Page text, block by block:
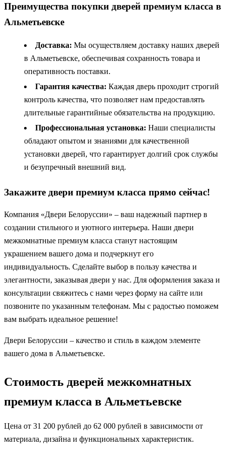
Преимущества покупки дверей премиум класса в
Альметьевске
Доставка: Мы осуществляем доставку наших дверей
в Альметьевске, обеспечивая сохранность товара и
оперативность поставки.
Гарантия качества: Каждая дверь проходит строгий
контроль качества, что позволяет нам предоставлять
длительные гарантийные обязательства на продукцию.
Профессиональная установка: Наши специалисты
обладают опытом и знаниями для качественной
установки дверей, что гарантирует долгий срок службы
и безупречный внешний вид.
Закажите двери премиум класса прямо сейчас!
Компания «Двери Белоруссии» – ваш надежный партнер в
создании стильного и уютного интерьера. Наши двери
межкомнатные премиум класса станут настоящим
украшением вашего дома и подчеркнут его
индивидуальность. Сделайте выбор в пользу качества и
элегантности, заказывая двери у нас. Для оформления заказа и
консультации свяжитесь с нами через форму на сайте или
позвоните по указанным телефонам. Мы с радостью поможем
вам выбрать идеальное решение!
Двери Белоруссии – качество и стиль в каждом элементе
вашего дома в Альметьевске.
Стоимость дверей межкомнатных
премиум класса в Альметьевске
Цена от 31 200 рублей до 62 000 рублей в зависимости от
материала, дизайна и функциональных характеристик.